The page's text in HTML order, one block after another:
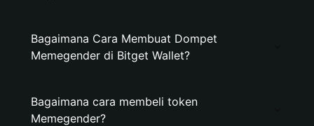
Bagaimana Cara Membuat Dompet
Memegender di Bitget Wallet?
Bagaimana cara membeli token
Memegender?